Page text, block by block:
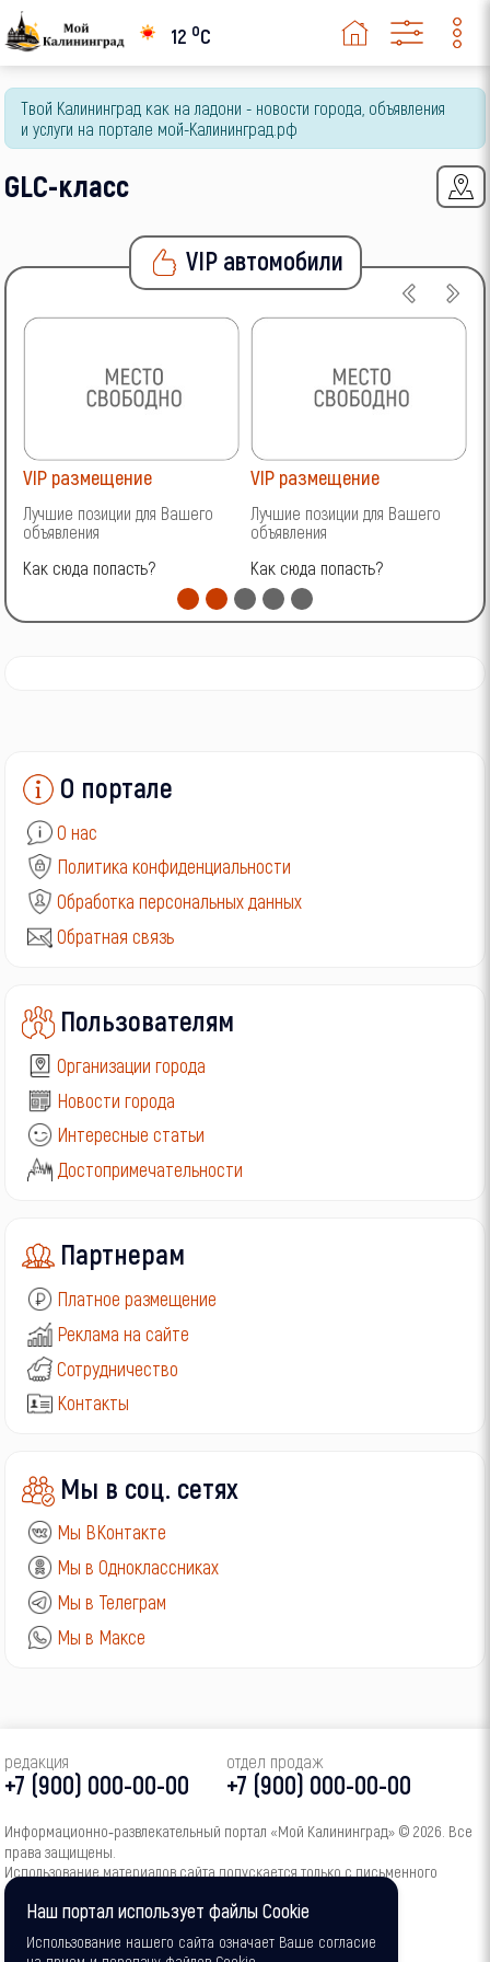
Peugeot
Renault
Skoda
Subaru
Suzuki
Volkswagen
ВАЗ (LADA)
ГАЗ
УАЗ
12 oC
Твой Калининград как на ладони - новости города, объявления
и услуги на портале мой-Калининград.рф
GLC-класс
VIP автомобили
VIP размещение
Лучшие позиции для Вашего
объявления
Как сюда попасть?
VIP размещение
Лучшие позиции для Вашего
объявления
Как сюда попасть?
О портале
О нас
Политика конфиденциальности
Обработка персональных данных
Обратная связь
Пользователям
Организации города
Новости города
Интересные статьи
Достопримечательности
Партнерам
Платное размещение
Реклама на сайте
Сотрудничество
Контакты
Мы в соц. сетях
Мы ВКонтакте
Мы в Одноклассниках
Мы в Телеграм
Мы в Максе
редакция
+7 (900) 000-00-00
отдел продаж
+7 (900) 000-00-00
Информационно‑развлекательный портал «Мой Калининград» © 2026. Все
права защищены.
Использование материалов сайта допускается только с письменного
согласия администрации портала.
16+
Наш портал использует файлы Cookie
Использование нашего сайта означает Ваше согласие